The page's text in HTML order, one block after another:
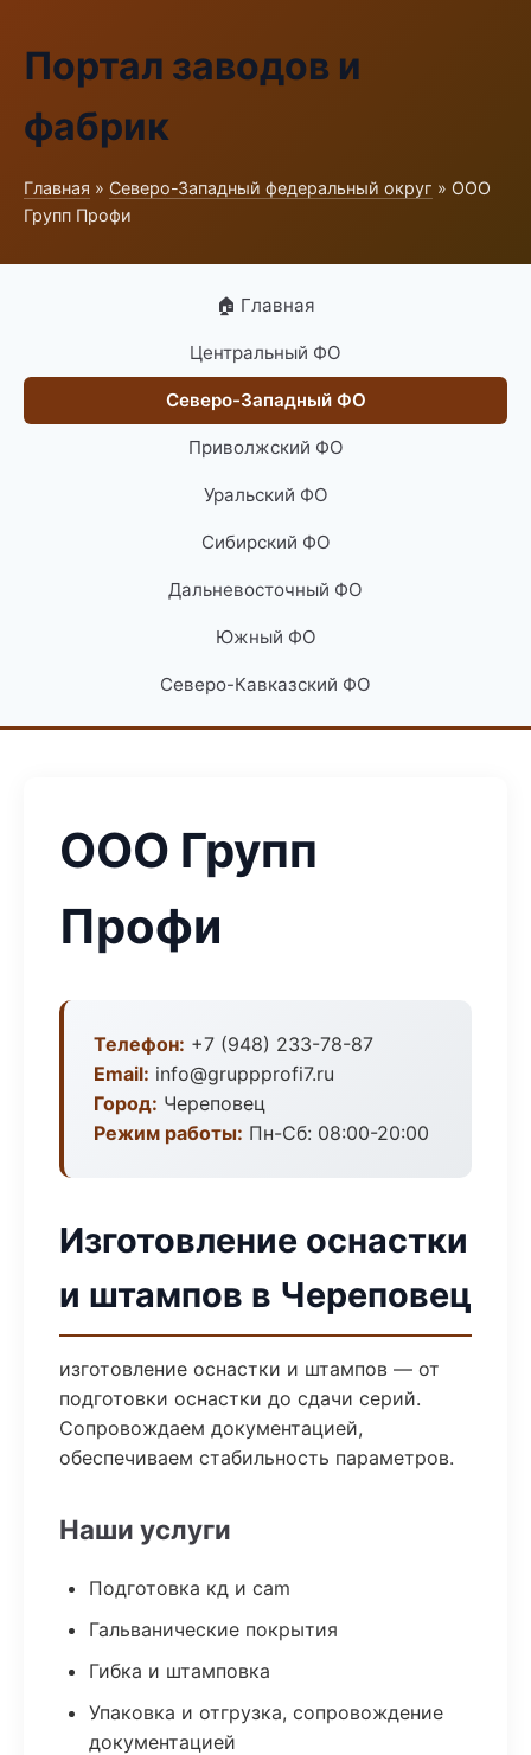
Портал заводов и
фабрик
Главная » Северо-Западный федеральный округ » ООО
Групп Профи
🏠 Главная
Центральный ФО
Северо-Западный ФО
Приволжский ФО
Уральский ФО
Сибирский ФО
Дальневосточный ФО
Южный ФО
Северо-Кавказский ФО
ООО Групп
Профи
Телефон: +7 (948) 233-78-87
Email: info@gruppprofi7.ru
Город: Череповец
Режим работы: Пн-Сб: 08:00-20:00
Изготовление оснастки
и штампов в Череповец
изготовление оснастки и штампов — от
подготовки оснастки до сдачи серий.
Сопровождаем документацией,
обеспечиваем стабильность параметров.
Наши услуги
Подготовка кд и cam
Гальванические покрытия
Гибка и штамповка
Упаковка и отгрузка, сопровождение
документацией